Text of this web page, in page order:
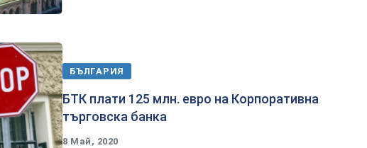
БЪЛГАРИЯ
БТК плати 125 млн. евро на Корпоративна
търговска банка
8 Май, 2020